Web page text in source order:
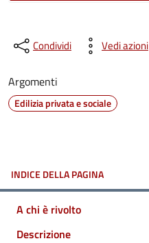
Condividi Vedi azioni
Argomenti
Edilizia privata e sociale
INDICE DELLA PAGINA
A chi è rivolto
Descrizione